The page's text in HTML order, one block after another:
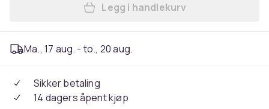
Legg Kaiser Snap-On Lens
Legg i handlekurv
Ma., 17 aug. - to., 20 aug.
Sikker betaling
14 dagers åpent kjøp